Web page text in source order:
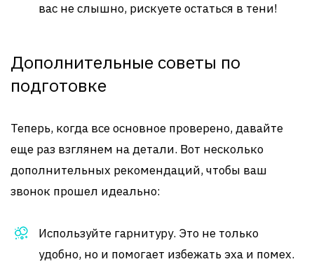
вас не слышно, рискуете остаться в тени!
Дополнительные советы по
подготовке
Теперь, когда все основное проверено, давайте
еще раз взглянем на детали. Вот несколько
дополнительных рекомендаций, чтобы ваш
звонок прошел идеально:
Используйте гарнитуру. Это не только
удобно, но и помогает избежать эха и помех.